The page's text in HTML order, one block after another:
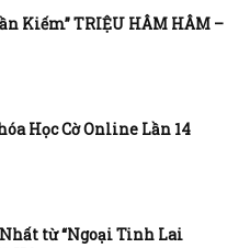
Kiếm” TRIỆU HÂM HÂM –
Học Cờ Online Lần 14
từ “Ngoại Tinh Lai